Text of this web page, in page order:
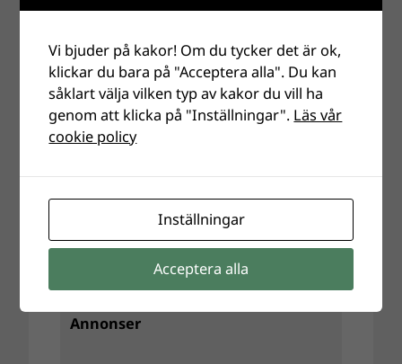
E-postadress
Webbplats
Annonser
Vi bjuder på kakor! Om du tycker det är ok,
klickar du bara på "Acceptera alla". Du kan
såklart välja vilken typ av kakor du vill ha
genom att klicka på "Inställningar". Läs vår
cookie policy
Inställningar
Acceptera alla